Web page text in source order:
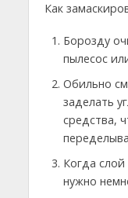
Как
Борозду
пылесос
Обильно
заделать
средства,
Когда слой
нужно